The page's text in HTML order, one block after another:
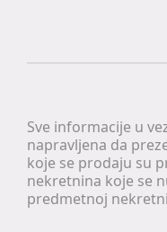
Sve informacije u
napravljena da
koje se prodaju su
nekretnina koje se
predmetnoj